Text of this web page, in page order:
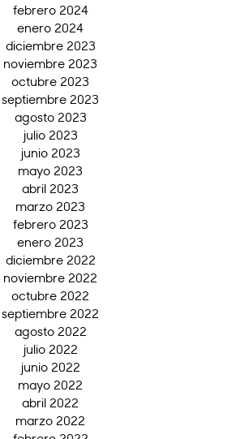
febrero 2024
enero 2024
diciembre 2023
noviembre 2023
octubre 2023
septiembre 2023
agosto 2023
julio 2023
junio 2023
mayo 2023
abril 2023
marzo 2023
febrero 2023
enero 2023
diciembre 2022
noviembre 2022
octubre 2022
septiembre 2022
agosto 2022
julio 2022
junio 2022
mayo 2022
abril 2022
marzo 2022